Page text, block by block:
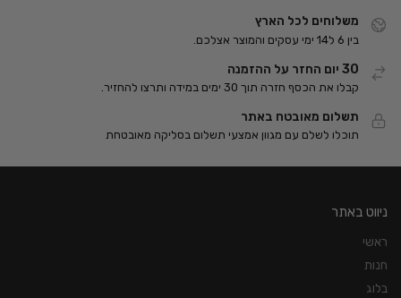
משלוחים לכל הארץ
בין 6 ל14 ימי עסקים והמוצר אצלכם.
30 יום החזר על ההזמנה
קבלו את הכסף חזרה תוך 30 ימים במידה ותרצו להחזיר.
תשלום מאובטח באתר
תוכלו לשלם עם מגוון אמצעי תשלום בסליקה מאובטחת
ניווט באתר
ראשי
חנות
בלוג